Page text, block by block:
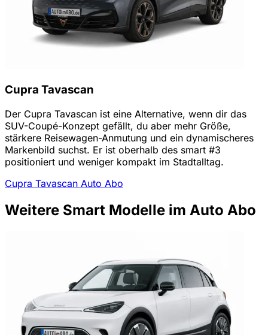
Cupra Tavascan
Der Cupra Tavascan ist eine Alternative, wenn dir das
SUV-Coupé-Konzept gefällt, du aber mehr Größe,
stärkere Reisewagen-Anmutung und ein dynamischeres
Markenbild suchst. Er ist oberhalb des smart #3
positioniert und weniger kompakt im Stadtalltag.
Cupra Tavascan Auto Abo
Weitere Smart Modelle im Auto Abo